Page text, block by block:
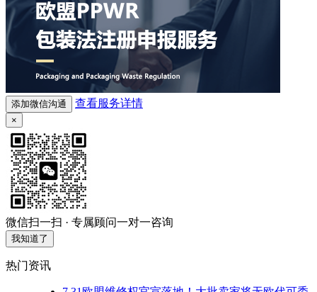
添加微信沟通 查看服务详情
×
微信扫一扫 · 专属顾问一对一咨询
我知道了
热门资讯